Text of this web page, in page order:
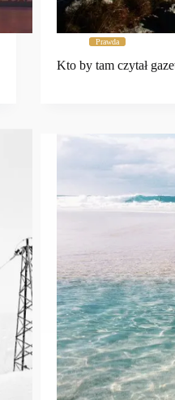
Prawda
Kto by tam czytał